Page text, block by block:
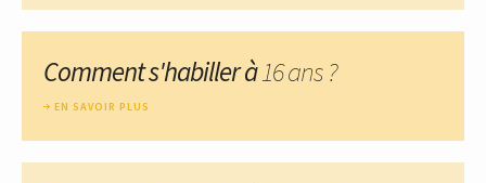
Comment s'habiller à16 ans ?
EN SAVOIR PLUS